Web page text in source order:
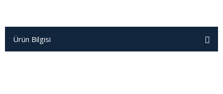
Ürün Bilgisi